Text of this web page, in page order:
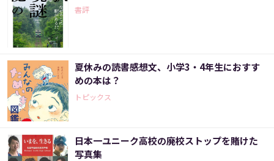
書評
夏休みの読書感想文、小学3・4年生におすす
めの本は？
トピックス
日本一ユニーク高校の廃校ストップを賭けた
写真集